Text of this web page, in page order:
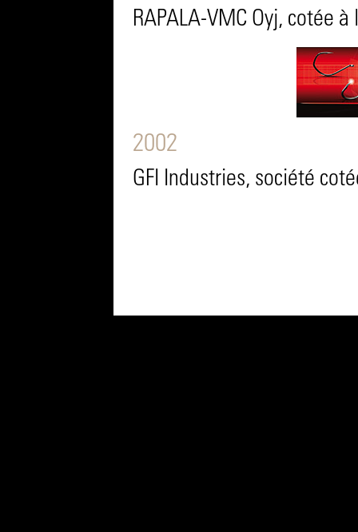
RAPALA-VMC Oyj, cotée
2002
GFI Industries, société